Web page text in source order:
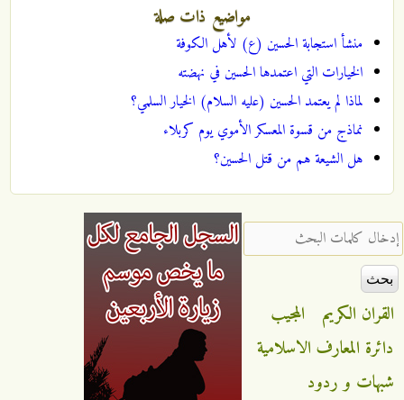
مواضيع ذات صلة
منشأ استجابة الحسين (ع) لأهل الكوفة
الخيارات التي اعتمدها الحسين في نهضته
لماذا لم يعتمد الحسين (عليه السلام) الخيار السلمي؟
نماذج من قسوة المعسكر الأموي يوم كربلاء
هل الشيعة هم من قتل الحسين؟
‏إدخال كلمات البحث ‏
القران الكريم
المجيب
دائرة المعارف الاسلامية
شبهات و ردود